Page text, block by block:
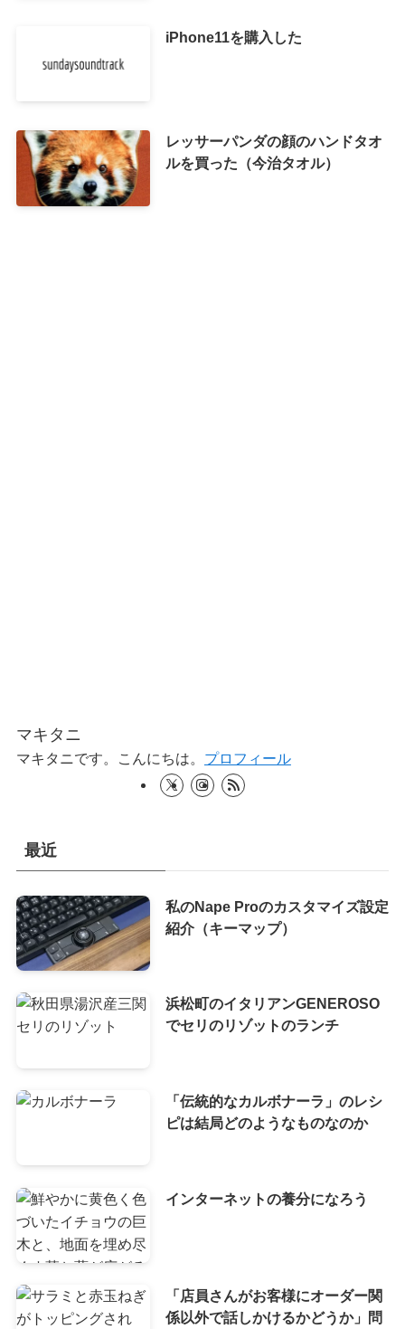
iPhone11を購入した
レッサーパンダの顔のハンドタオ
ルを買った（今治タオル）
マキタニ
マキタニです。こんにちは。 プロフィール
最近
私のNape Proのカスタマイズ設定
紹介（キーマップ）
浜松町のイタリアンGENEROSO
でセリのリゾットのランチ
「伝統的なカルボナーラ」のレシ
ピは結局どのようなものなのか
インターネットの養分になろう
「店員さんがお客様にオーダー関
係以外で話しかけるかどうか」問